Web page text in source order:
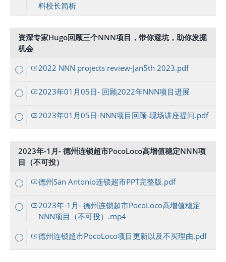
料校长简析
资深专家Hugo回顾三个NNN项目，带你避坑，助你发掘
机会
2022 NNN projects review-Jan5th 2023.pdf
2023年01月05日- 回顾2022年NNN项目进展
2023年01月05日-NNN项目回顾-现场讲座提问.pdf
2023年-1月- 德州连锁超市PocoLoco高增值稳定NNN项
目（不可投）
德州San Antonio连锁超市PPT完整版.pdf
2023年-1月- 德州连锁超市PocoLoco高增值稳定
NNN项目（不可投）.mp4
德州连锁超市PocoLoco项目更新以及不买理由.pdf